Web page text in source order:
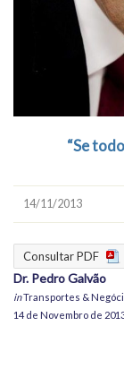
“Se
14/11/2013
Consultar PDF
Dr. Pedro Galvão
inTransportes &
14 de Novembro de